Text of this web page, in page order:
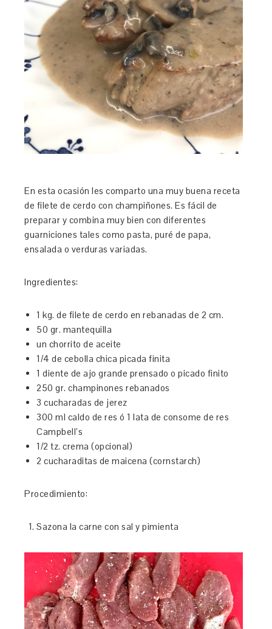
En esta ocasión les comparto una muy buena receta
de filete de cerdo con champiñones. Es fácil de
preparar y combina muy bien con diferentes
guarniciones tales como pasta, puré de papa,
ensalada o verduras variadas.
Ingredientes:
1 kg. de filete de cerdo en rebanadas de 2 cm.
50 gr. mantequilla
un chorrito de aceite
1/4 de cebolla chica picada finita
1 diente de ajo grande prensado o picado finito
250 gr. champinones rebanados
3 cucharadas de jerez
300 ml caldo de res ó 1 lata de consome de res
Campbell’s
1/2 tz. crema (opcional)
2 cucharaditas de maicena (cornstarch)
Procedimiento:
Sazona la carne con sal y pimienta